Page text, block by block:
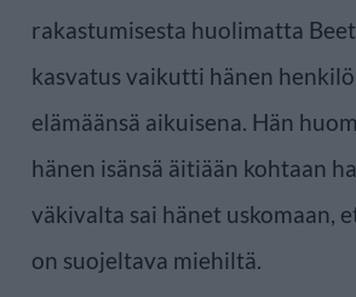
rakastumisesta huolimatta
kasvatus vaikutti hänen
elämäänsä aikuisena. Hän
hänen isänsä äitiään kohtaan
väkivalta sai hänet uskomaan,
on suojeltava miehiltä.